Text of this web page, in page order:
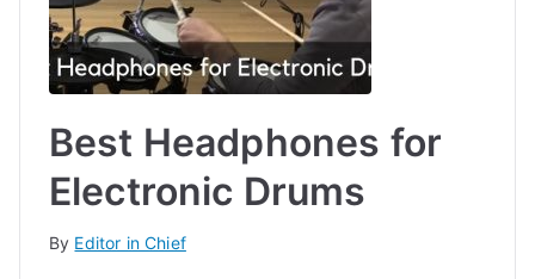
Best Headphones for
Electronic Drums
By Editor in Chief